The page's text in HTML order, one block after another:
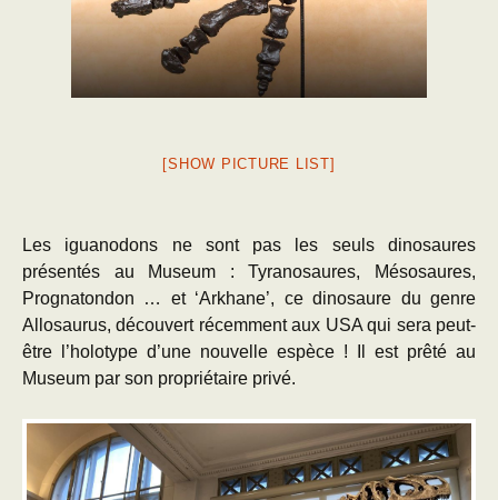
[SHOW PICTURE LIST]
Les iguanodons ne sont pas les seuls dinosaures
présentés au Museum : Tyranosaures, Mésosaures,
Prognatondon … et ‘Arkhane’, ce dinosaure du genre
Allosaurus, découvert récemment aux USA qui sera peut-
être l’holotype d’une nouvelle espèce ! Il est prêté au
Museum par son propriétaire privé.